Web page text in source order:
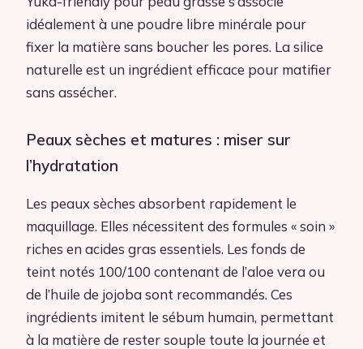
idéalement à une poudre libre minérale pour
fixer la matière sans boucher les pores. La silice
naturelle est un ingrédient efficace pour matifier
sans assécher.
Peaux sèches et matures : miser sur
l’hydratation
Les peaux sèches absorbent rapidement le
maquillage. Elles nécessitent des formules « soin »
riches en acides gras essentiels. Les fonds de
teint notés 100/100 contenant de l’aloe vera ou
de l’huile de jojoba sont recommandés. Ces
ingrédients imitent le sébum humain, permettant
à la matière de rester souple toute la journée et